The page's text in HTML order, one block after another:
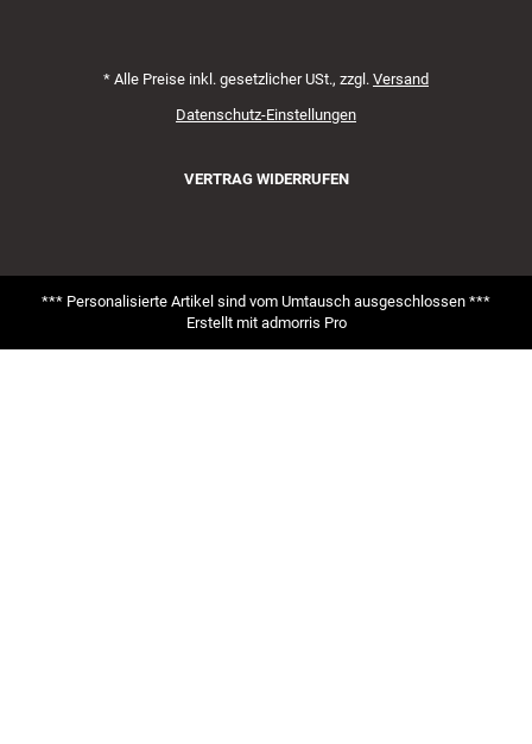
* Alle Preise inkl. gesetzlicher USt., zzgl. Versand
Datenschutz-Einstellungen
VERTRAG WIDERRUFEN
*** Personalisierte Artikel sind vom Umtausch ausgeschlossen ***
Erstellt mit admorris Pro